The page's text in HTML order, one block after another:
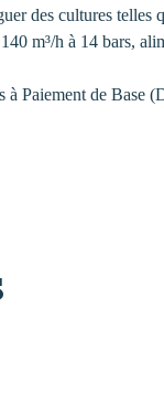
des cultures telles
m³/h à 14 bars,
Paiement de Base